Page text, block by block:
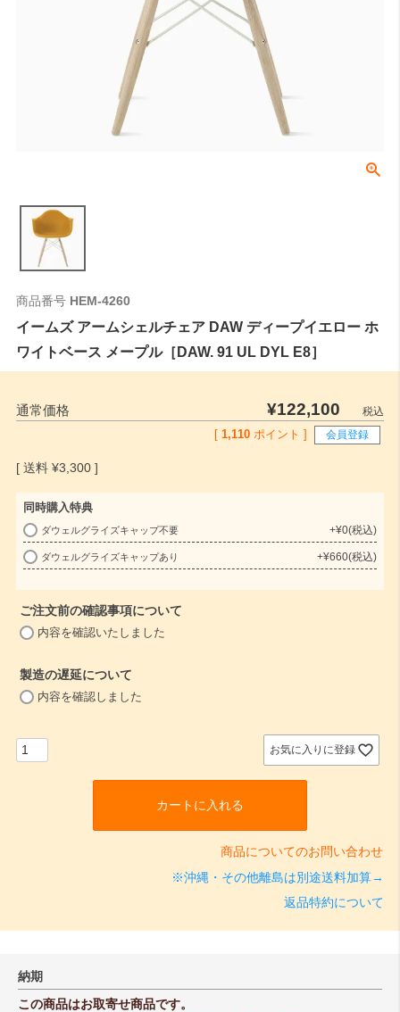
商品番号 HEM-4260
イームズ アームシェルチェア DAW ディープイエロー ホ
ワイトベース メープル［DAW. 91 UL DYL E8］
通常価格 ¥122,100
税込
1,110 ポイント ] 会員登録
¥3,300
同時購入特典
必
)
ダウェルグライズキャップ不要 +¥0 税込
ダウェルグライズキャップあり +¥660 税込
ご注文前の確認事項について
内容を確認いたしました
製造の遅延について
(
内容を確認しました
お気に入りに登録
カートに入れる
商品についてのお問い合わせ
※沖縄・その他離島は別途送料加算→
返品特約について
納期
この商品はお取寄せ商品です。